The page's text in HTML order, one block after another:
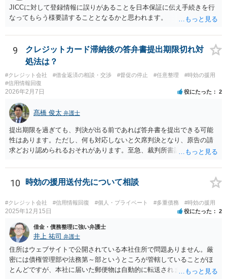
JICCに対して登録情報に誤りがあることを日本保証に伝え手続きを行
なってもらう様要請することとなるかと思われます。
9
クレジットカード滞納後の答弁書提出期限切れ対
処法は？
#クレジット会社 #借金返済の相談・交渉 #督促の停止 #任意整理
#時効の援用
#信用情報回復
2026年2月7日 役にたった 2
髙橋 俊太 弁護士
提出期限を過ぎても、判決が出る前であれば答弁書を提出できる可能
性はあります。ただし、何も対応しないと欠席判決となり、原告の請
求どおり認められるおそれがあります。至急、裁判所書記官に連絡し
10 時効の援用送付先について相談
#クレジット会社 #信用情報回復 #個人・プライベート #多重債務 #時効の援用
2025年12月15日 役にたった 2
借金・債務整理に強い弁護士
井上 祐司 弁護士
住所はウェブサイトで公開されている本社住所で問題ありません。厳
密には債権管理部や法務第～部というところが管轄していることがほ
とんどですが、本社に届いた郵便物は自動的に転送されます。 内容証